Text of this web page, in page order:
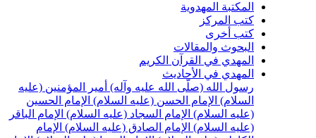
المهدوية
والمقالات
في القرآن الكريم
في الأحاديث
الله (صلّى الله عليه وآله) أمير المؤمنين (عليه
الإمام الحسن (عليه السلام) الإمام الحسين
الإمام السجاد (عليه السلام) الإمام الباقر
الإمام الصادق (عليه السلام) الإمام